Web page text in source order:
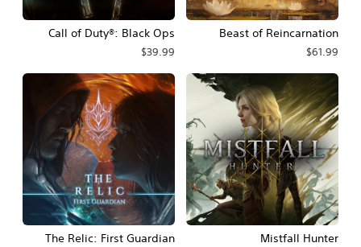
Beast of Reincarnation
$61.99
Call of Duty®: Black Ops
$39.99
Mistfall Hunter
The Relic: First Guardian